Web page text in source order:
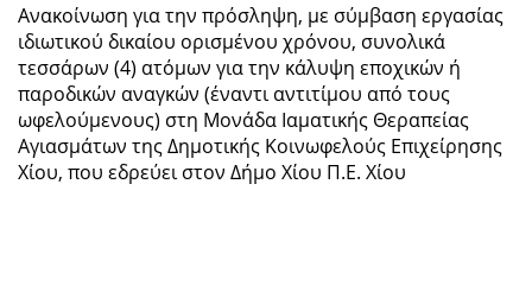
Ανακοίνωση για την πρόσληψη, με σύμβαση εργασίας
ιδιωτικού δικαίου ορισμένου χρόνου, συνολικά
τεσσάρων (4) ατόμων για την κάλυψη εποχικών ή
παροδικών αναγκών (έναντι αντιτίμου από τους
ωφελούμενους) στη Μονάδα Ιαματικής Θεραπείας
Αγιασμάτων της Δημοτικής Κοινωφελούς Επιχείρησης
Χίου, που εδρεύει στον Δήμο Χίου Π.Ε. Χίου